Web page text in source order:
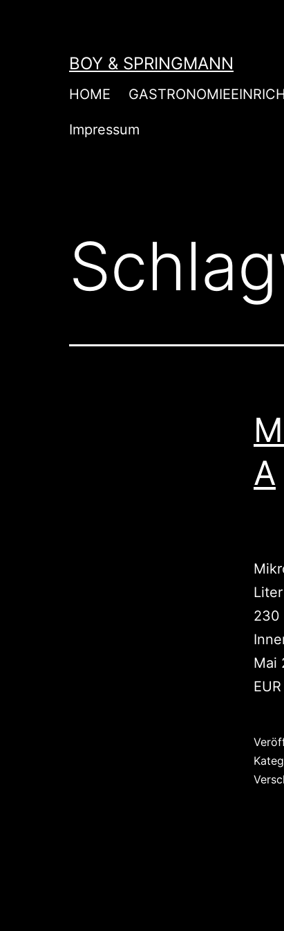
BOY & SPRINGMANN
HOME
Impressum
A
230
Mai